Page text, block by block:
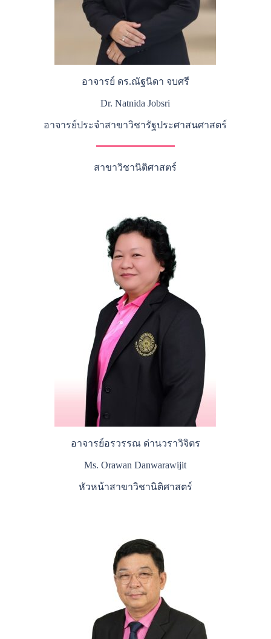
อาจารย์ ดร.ณัฐนิดา จบศรี
Dr. Natnida Jobsri
อาจารย์ประจำสาขาวิชารัฐประศาสนศาสตร์
สาขาวิชานิติศาสตร์
อาจารย์อรวรรณ ด่านวราวิจิตร
Ms. Orawan Danwarawijit
หัวหน้าสาขาวิชานิติศาสตร์